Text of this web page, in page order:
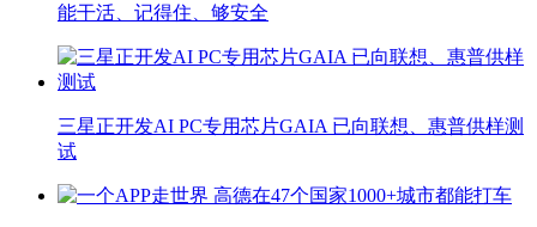
能干活、记得住、够安全
三星正开发AI PC专用芯片GAIA 已向联想、惠普供样测
试